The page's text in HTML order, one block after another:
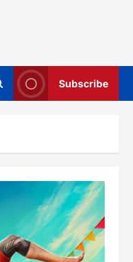
Subscribe